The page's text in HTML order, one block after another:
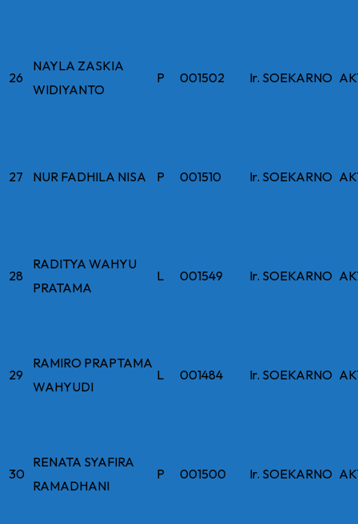
26
NAYLA ZASKIA
WIDIYANTO
P 001502 Ir. SOEKARNO
27 NUR FADHILA NISA P 001510 Ir. SOEKARNO
28
RADITYA WAHYU
PRATAMA
L 001549 Ir. SOEKARNO
29
RAMIRO PRAPTAMA
WAHYUDI
L 001484 Ir. SOEKARNO
30
RENATA SYAFIRA
RAMADHANI
P 001500 Ir. SOEKARNO